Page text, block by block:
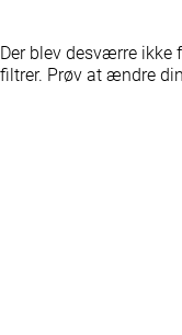
Der blev desværre ikke
filtrer. Prøv at ændre